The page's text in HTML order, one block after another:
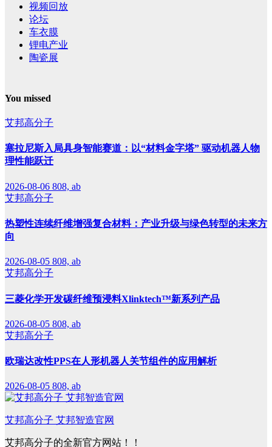
视频回放
论坛
车衣膜
锂电产业
陶瓷展
You missed
艾邦高分子
塞拉尼斯入局具身智能赛道：以“材料金字塔” 驱动机器人物
理性能跃迁
2026-08-06 808, ab
艾邦高分子
热塑性连续纤维增强复合材料：产业升级与绿色转型的未来方
向
2026-08-05 808, ab
艾邦高分子
三菱化学开发碳纤维预浸料Xlinktech™新系列产品
2026-08-05 808, ab
艾邦高分子
欧瑞达改性PPS在人形机器人关节组件的应用解析
2026-08-05 808, ab
艾邦高分子 艾邦智造官网
艾邦高分子的全新官方网站！！